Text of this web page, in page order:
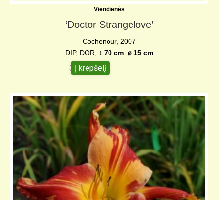
Viendienės
‘Doctor Strangelove’
Cochenour, 2007
DIP, DOR; ↨ 70 cm ⌀15 cm
35,00€
Į krepšelį